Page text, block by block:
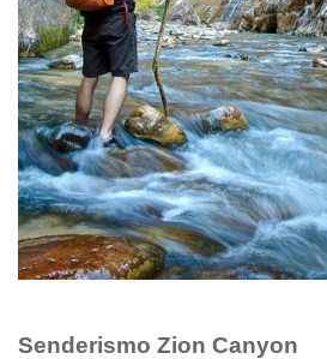
Senderismo Zion Canyon